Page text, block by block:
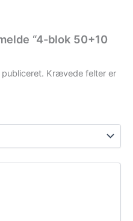
“4-blok 50+10
Krævede felter er